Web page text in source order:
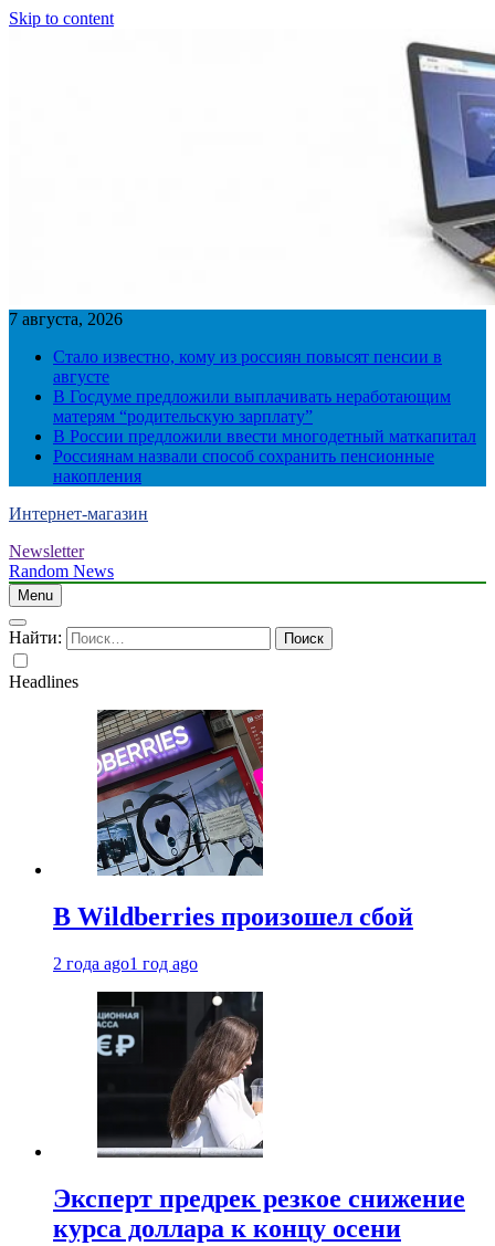
Skip to content
7 августа, 2026
Стало известно, кому из россиян повысят пенсии в
августе
В Госдуме предложили выплачивать неработающим
матерям “родительскую зарплату”
В России предложили ввести многодетный маткапитал
Россиянам назвали способ сохранить пенсионные
накопления
Интернет-магазин
Newsletter
Random News
Menu
Найти:
Headlines
В Wildberries произошел сбой
2 года ago1 год ago
Эксперт предрек резкое снижение
курса доллара к концу осени